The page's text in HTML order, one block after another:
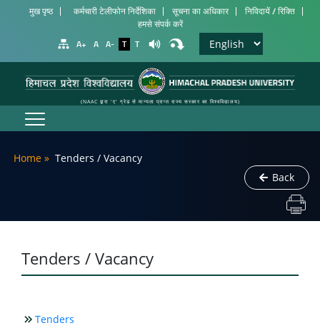
मुख पृष्ठ कर्मचारी टेलीफोन निर्देशिका सूचना का अधिकार
निविदायें / रिक्ति
हमसे संपर्क करें
A+
A A- T T
(NAAC द्वारा 'ए' ग्रेड से मान्यता प्राप्त राज्य सरकार का विश्वविद्यालय)
Home » Tenders / Vacancy
Back
Tenders / Vacancy
Tenders